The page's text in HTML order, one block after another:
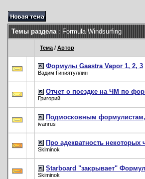
Темы раздела: Formula Windsurfing
Тема / Автор
Формулы Gaastra Vapor 1, 2, 3
Вадим Гиниятуллин
Отчет о поездке на ЧМ по
Григорий
Подмосковным
ivanrus
Про адекватность некоторых
Skiminok
Starboard "закрывает"
Skiminok